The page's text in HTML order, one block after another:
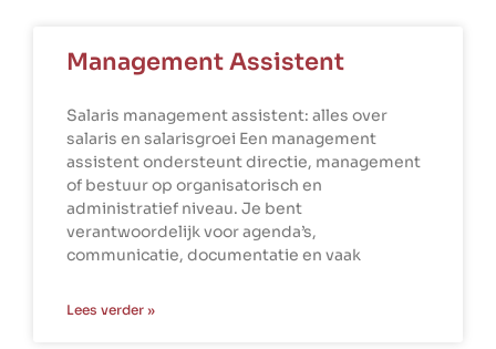
Management Assistent
Salaris management assistent: alles over
salaris en salarisgroei Een management
assistent ondersteunt directie, management
of bestuur op organisatorisch en
administratief niveau. Je bent
verantwoordelijk voor agenda’s,
communicatie, documentatie en vaak
Lees verder »